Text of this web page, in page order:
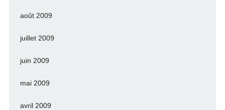
août 2009
juillet 2009
juin 2009
mai 2009
avril 2009